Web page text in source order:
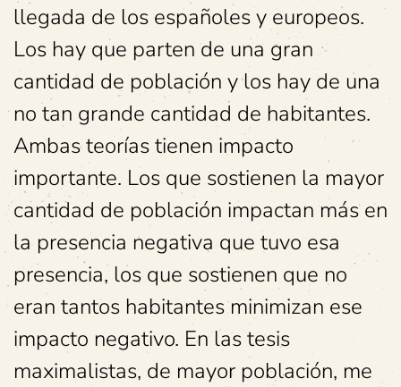
llegada de los españoles y europeos.
Los hay que parten de una gran
cantidad de población y los hay de una
no tan grande cantidad de habitantes.
Ambas teorías tienen impacto
importante. Los que sostienen la mayor
cantidad de población impactan más en
la presencia negativa que tuvo esa
presencia, los que sostienen que no
eran tantos habitantes minimizan ese
impacto negativo. En las tesis
maximalistas, de mayor población, me